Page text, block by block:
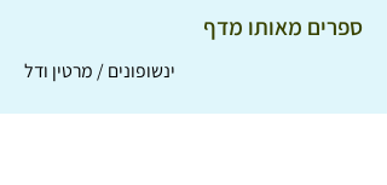
ספרים מאותו מדף
ינשופונים / מרטין ודל